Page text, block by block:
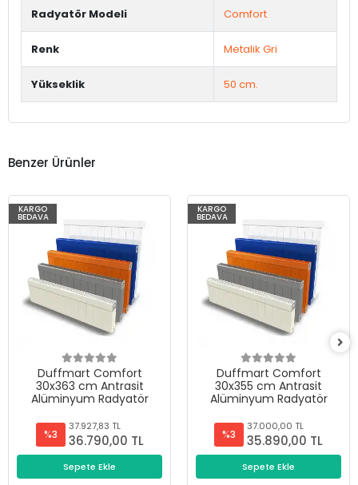
Radyatör Modeli Comfort
Renk Metalik Gri
Yükseklik 50 cm.
Benzer Ürünler
KARGO
BEDAVA
Duffmart Comfort
30x363 cm Antrasit
Alüminyum Radyatör
%3
37.927,83 TL
36.790,00 TL
Sepete Ekle
KARGO
BEDAVA
Duffmart Comfort
30x355 cm Antrasit
Alüminyum Radyatör
%3
37.000,00 TL
35.890,00 TL
Sepete Ekle